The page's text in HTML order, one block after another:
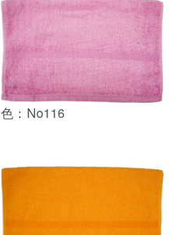
色：No116